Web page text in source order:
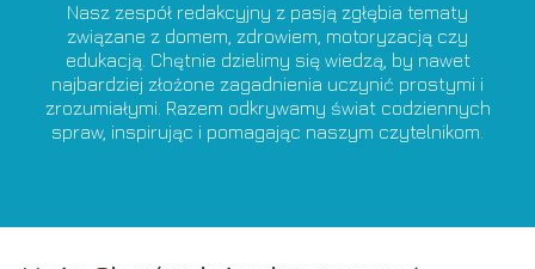
Nasz zespół redakcyjny z pasją zgłębia tematy
związane z domem, zdrowiem, motoryzacją czy
edukacją. Chętnie dzielimy się wiedzą, by nawet
najbardziej złożone zagadnienia uczynić prostymi i
zrozumiałymi. Razem odkrywamy świat codziennych
spraw, inspirując i pomagając naszym czytelnikom.